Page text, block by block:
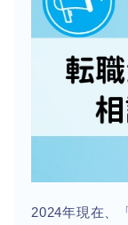
2024年現在、